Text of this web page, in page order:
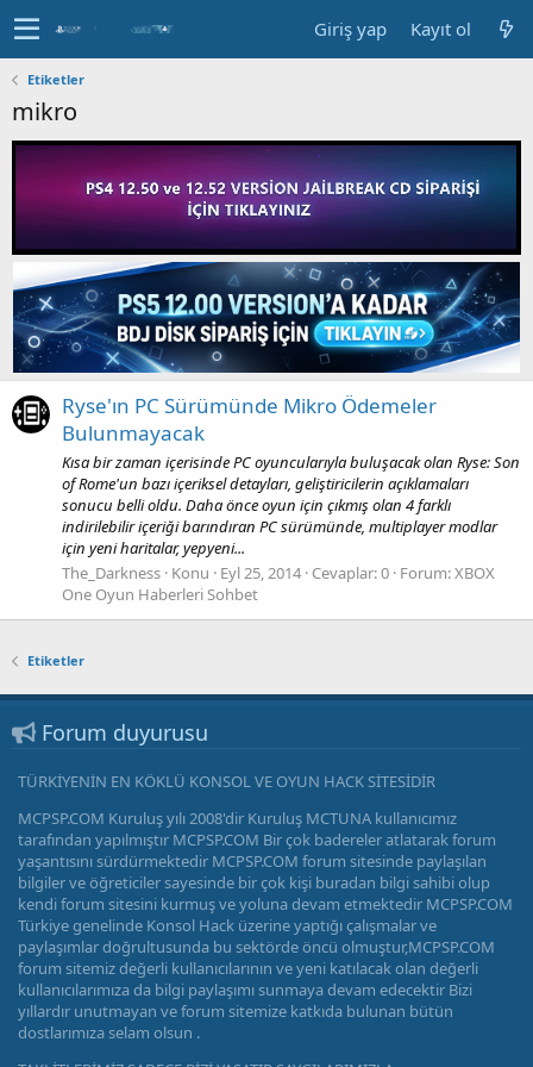
Giriş yap Kayıt ol
Etiketler
mikro
Ryse'ın PC Sürümünde Mikro Ödemeler
Bulunmayacak
Kısa bir zaman içerisinde PC oyuncularıyla buluşacak olan Ryse: Son
of Rome'un bazı içeriksel detayları, geliştiricilerin açıklamaları
sonucu belli oldu. Daha önce oyun için çıkmış olan 4 farklı
indirilebilir içeriği barındıran PC sürümünde, multiplayer modlar
için yeni haritalar, yepyeni...
The_Darkness Konu Eyl 25, 2014 Cevaplar: 0 Forum:XBOX
One Oyun Haberleri Sohbet
Etiketler
Forum duyurusu
TÜRKİYENİN EN KÖKLÜ KONSOL VE OYUN HACK SİTESİDİR
MCPSP.COM Kuruluş yılı 2008'dir Kuruluş MCTUNA kullanıcımız
tarafından yapılmıştır MCPSP.COM Bir çok badereler atlatarak forum
yaşantısını sürdürmektedir MCPSP.COM forum sitesinde paylaşılan
bilgiler ve öğreticiler sayesinde bir çok kişi buradan bilgi sahibi olup
kendi forum sitesini kurmuş ve yoluna devam etmektedir MCPSP.COM
Türkiye genelinde Konsol Hack üzerine yaptığı çalışmalar ve
paylaşımlar doğrultusunda bu sektörde öncü olmuştur,MCPSP.COM
forum sitemiz değerli kullanıcılarının ve yeni katılacak olan değerli
kullanıcılarımıza da bilgi paylaşımı sunmaya devam edecektir Bizi
yıllardır unutmayan ve forum sitemize katkıda bulunan bütün
dostlarımıza selam olsun .